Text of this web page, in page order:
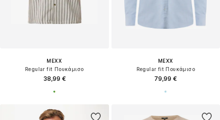
MEXX
Regular fit Πουκάμισο
38,99 €
MEXX
Regular fit Πουκάμισο
79,99 €